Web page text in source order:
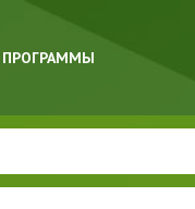
ПРОГРАММЫ